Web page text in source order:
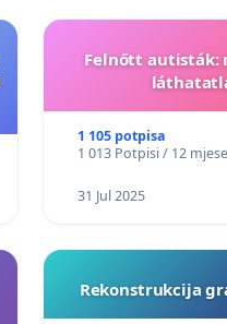
Felnőtt autisták:
1 105 potpisa
1 013 Potpisi / 12
31 Jul 2025
Rekonstrukcija